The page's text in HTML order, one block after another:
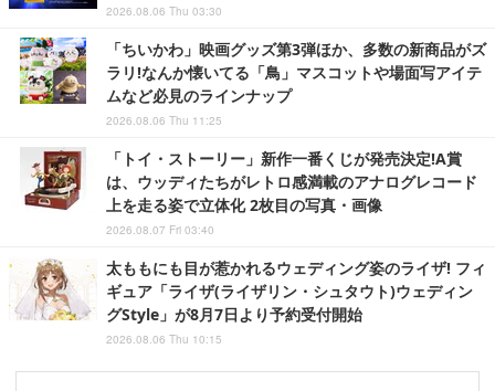
2026.08.06 Thu 03:30
「ちいかわ」映画グッズ第3弾ほか、多数の新商品がズ
ラリ!なんか懐いてる「鳥」マスコットや場面写アイテ
ムなど必見のラインナップ
2026.08.06 Thu 11:25
「トイ・ストーリー」新作一番くじが発売決定!A賞
は、ウッディたちがレトロ感満載のアナログレコード
上を走る姿で立体化 2枚目の写真・画像
2026.08.07 Fri 03:40
太ももにも目が惹かれるウェディング姿のライザ! フィ
ギュア「ライザ(ライザリン・シュタウト)ウェディン
グStyle」が8月7日より予約受付開始
2026.08.06 Thu 10:15